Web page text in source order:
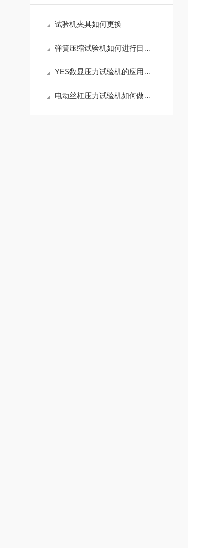
试验机夹具如何更换
弹簧压缩试验机如何进行日常维护
YES数显压力试验机的应用及测试材料
电动丝杠压力试验机如何做日常维护